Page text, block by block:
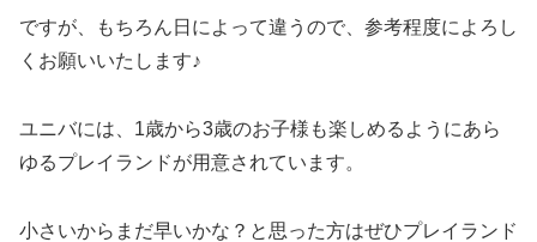
ですが、もちろん日によって違うので、参考程度によろし
くお願いいたします♪
ユニバには、1歳から3歳のお子様も楽しめるようにあら
ゆるプレイランドが用意されています。
小さいからまだ早いかな？と思った方はぜひプレイランド